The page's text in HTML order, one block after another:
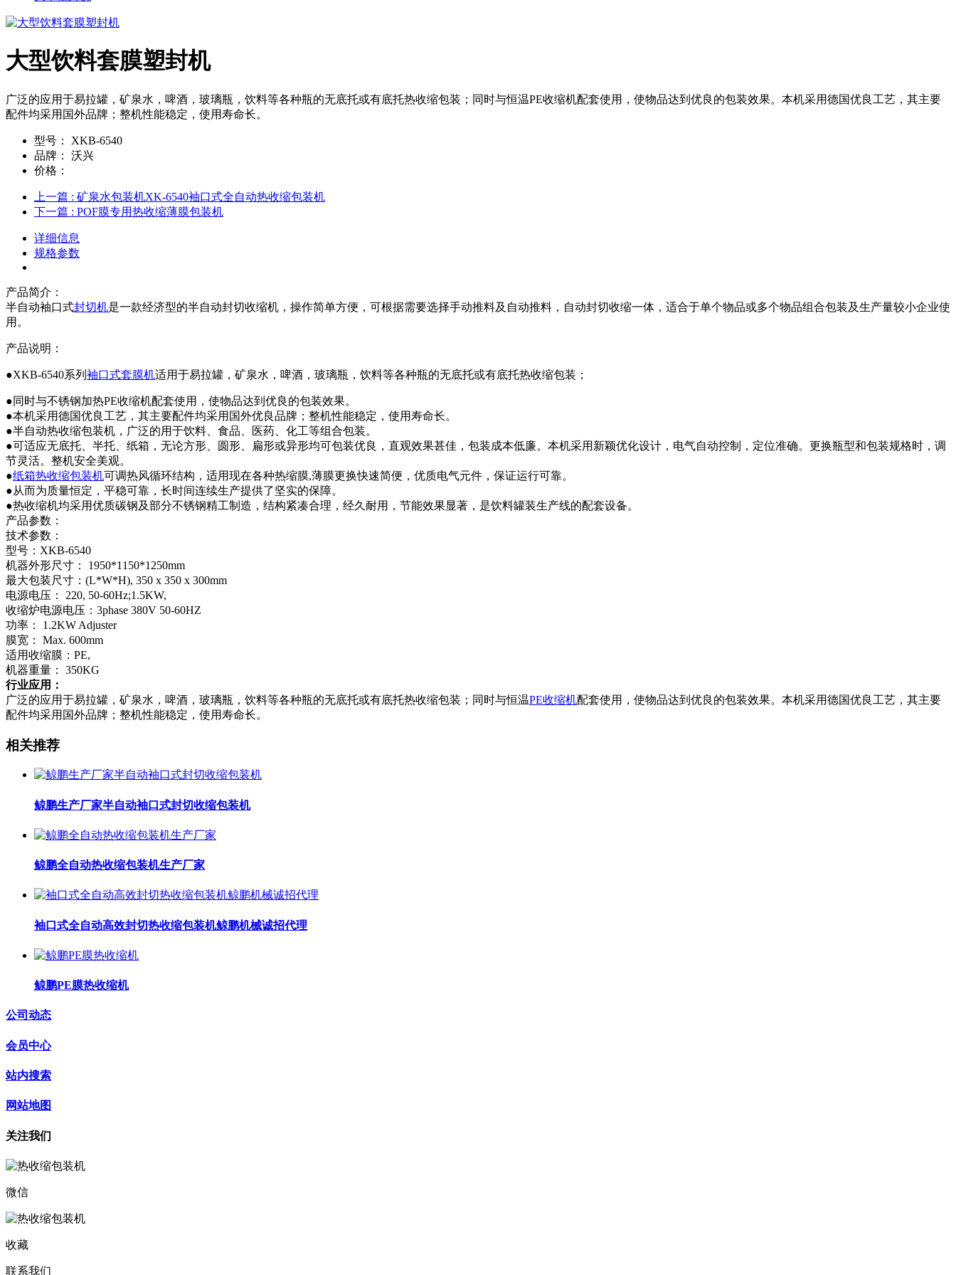
大型饮料套膜塑封机
广泛的应用于易拉罐，矿泉水，啤酒，玻璃瓶，饮料等各种瓶的无底托或有底托热收缩包装；同时与恒温PE收缩机配套使用，使物品达到优良的包装效果。本机采用德国优良工艺，其主要
配件均采用国外品牌；整机性能稳定，使用寿命长。
型号：
XKB-6540
品牌：
沃兴
价格：
上一篇 : 矿泉水包装机XK-6540袖口式全自动热收缩包装机
下一篇 : POF膜专用热收缩薄膜包装机
详细信息
规格参数
产品简介：
半自动袖口式封切机是一款经济型的半自动封切收缩机，操作简单方便，可根据需要选择手动推料及自动推料，自动封切收缩一体，适合于单个物品或多个物品组合包装及生产量较小企业使
用。
产品说明：
●XKB-6540系列 袖口式套膜机适用于易拉罐，矿泉水，啤酒，玻璃瓶，饮料等各种瓶的无底托或有底托热收缩包装；
●同时与不锈钢加热PE收缩机配套使用，使物品达到优良的包装效果。
●本机采用德国优良工艺，其主要配件均采用国外优良品牌；整机性能稳定，使用寿命长。
●半自动热收缩包装机，广泛的用于饮料、食品、医药、化工等组合包装。
●可适应无底托、半托、纸箱，无论方形、圆形、扁形或异形均可包装优良，直观效果甚佳，包装成本低廉。本机采用新颖优化设计，电气自动控制，定位准确。更换瓶型和包装规格时，调
节灵活。整机安全美观。
●纸箱热收缩包装机可调热风循环结构，适用现在各种热缩膜,薄膜更换快速简便，优质电气元件，保证运行可靠。
●从而为质量恒定，平稳可靠，长时间连续生产提供了坚实的保障。
●热收缩机均采用优质碳钢及部分不锈钢精工制造，结构紧凑合理，经久耐用，节能效果显著，是饮料罐装生产线的配套设备。
产品参数：
技术参数：
型号：XKB-6540
机器外形尺寸： 1950*1150*1250mm
最大包装尺寸：(L*W*H), 350 x 350 x 300mm
电源电压： 220, 50-60Hz;1.5KW,
收缩炉电源电压：3phase 380V 50-60HZ
功率： 1.2KW Adjuster
膜宽： Max. 600mm
适用收缩膜：PE,
机器重量： 350KG
行业应用：
广泛的应用于易拉罐，矿泉水，啤酒，玻璃瓶，饮料等各种瓶的无底托或有底托热收缩包装；同时与恒温PE收缩机配套使用，使物品达到优良的包装效果。本机采用德国优良工艺，其主要
配件均采用国外品牌；整机性能稳定，使用寿命长。
相关推荐
鲸鹏生产厂家半自动袖口式封切收缩包装机
鲸鹏全自动热收缩包装机生产厂家
袖口式全自动高效封切热收缩包装机鲸鹏机械诚招代理
鲸鹏PE膜热收缩机
公司动态
会员中心
站内搜索
网站地图
关注我们
微信
收藏
联系我们